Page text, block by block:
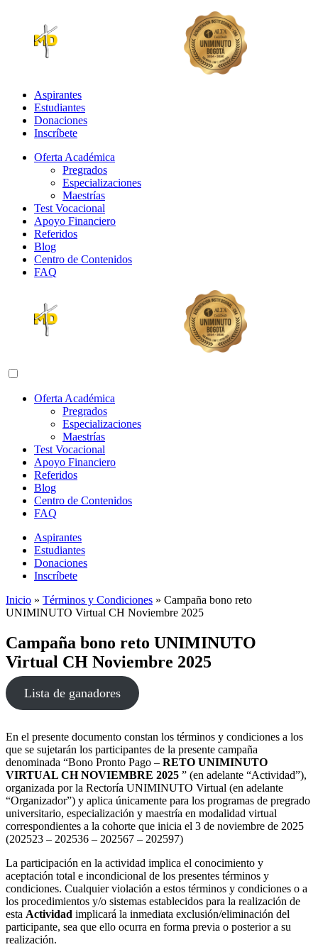
Aspirantes
Estudiantes
Donaciones
Inscríbete
Oferta Académica
Pregrados
Especializaciones
Maestrías
Test Vocacional
Apoyo Financiero
Referidos
Blog
Centro de Contenidos
FAQ
Abrir menú de navegación
Oferta Académica
Pregrados
Especializaciones
Maestrías
Test Vocacional
Apoyo Financiero
Referidos
Blog
Centro de Contenidos
FAQ
Aspirantes
Estudiantes
Donaciones
Inscríbete
Inicio » Términos y Condiciones » Campaña bono reto
UNIMINUTO Virtual CH Noviembre 2025
Campaña bono reto UNIMINUTO
Virtual CH Noviembre 2025
Lista de ganadores
En el presente documento constan los términos y condiciones a los
que se sujetarán los participantes de la presente campaña
denominada “Bono Pronto Pago – RETO UNIMINUTO
VIRTUAL CH NOVIEMBRE 2025 ” (en adelante “Actividad”),
organizada por la Rectoría UNIMINUTO Virtual (en adelante
“Organizador”) y aplica únicamente para los programas de pregrado
universitario, especialización y maestría en modalidad virtual
correspondientes a la cohorte que inicia el 3 de noviembre de 2025
(202523 – 202536 – 202567 – 202597)
La participación en la actividad implica el conocimiento y
aceptación total e incondicional de los presentes términos y
condiciones. Cualquier violación a estos términos y condiciones o a
los procedimientos y/o sistemas establecidos para la realización de
esta Actividad implicará la inmediata exclusión/eliminación del
participante, sea que ello ocurra en forma previa o posterior a su
realización.